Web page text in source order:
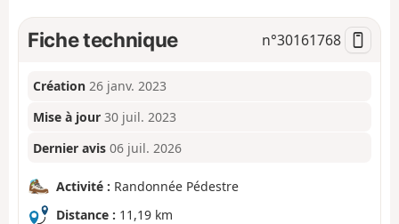
Fiche technique n°30161768
Création 26 janv. 2023
Mise à jour 30 juil. 2023
Dernier avis 06 juil. 2026
Activité : Randonnée Pédestre
Distance : 11,19 km